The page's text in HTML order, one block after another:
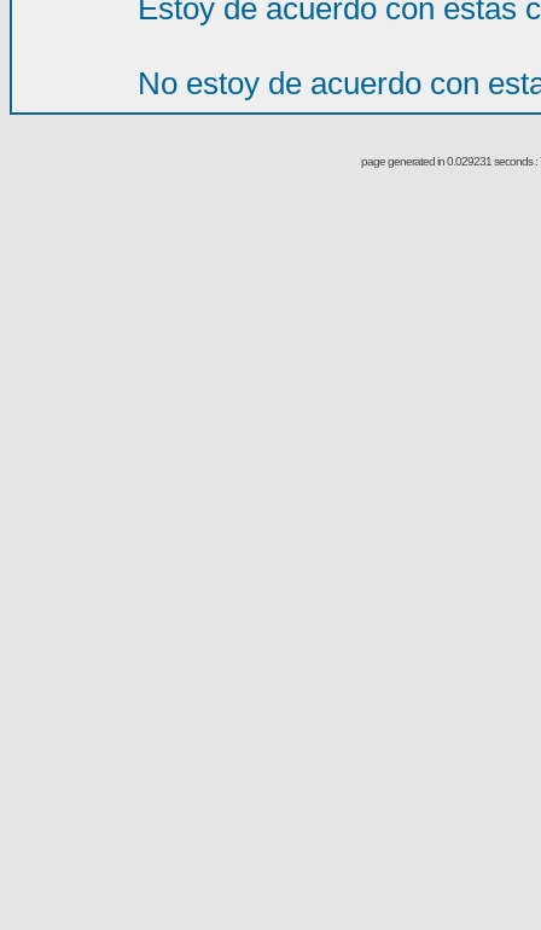
Estoy de acuerdo con estas
No estoy de acuerdo con
page generated in 0.029231 seconds :